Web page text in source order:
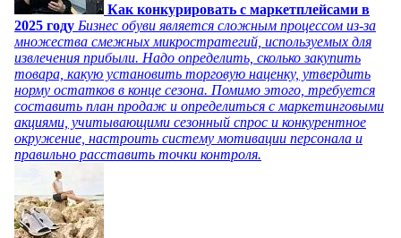
Как конкурировать с маркетплейсами в
2025 году Бизнес обуви является сложным процессом из-за
множества смежных микростратегий, используемых для
извлечения прибыли. Надо определить, сколько закупить
товара, какую установить торговую наценку, утвердить
норму остатков в конце сезона. Помимо этого, требуется
составить план продаж и определиться с маркетинговыми
акциями, учитывающими сезонный спрос и конкурентное
окружение, настроить систему мотивации персонала и
правильно расставить точки контроля.